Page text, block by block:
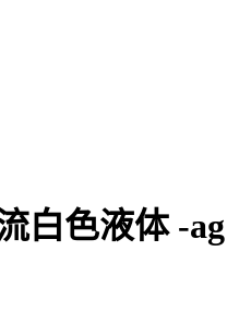
白色液体 -ag